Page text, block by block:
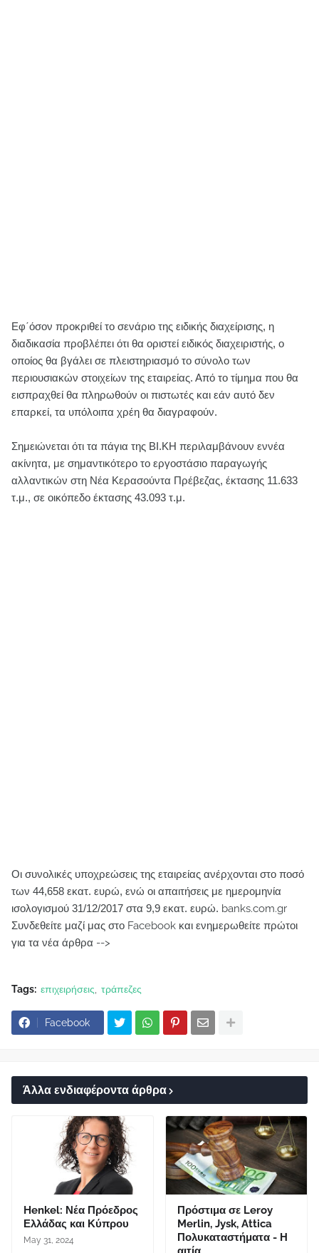
Εφ΄όσον προκριθεί το σενάριο της ειδικής διαχείρισης, η
διαδικασία προβλέπει ότι θα οριστεί ειδικός διαχειριστής, ο
οποίος θα βγάλει σε πλειστηριασμό το σύνολο των
περιουσιακών στοιχείων της εταιρείας. Από το τίμημα που θα
εισπραχθεί θα πληρωθούν οι πιστωτές και εάν αυτό δεν
επαρκεί, τα υπόλοιπα χρέη θα διαγραφούν.
Σημειώνεται ότι τα πάγια της ΒΙ.ΚΗ περιλαμβάνουν εννέα
ακίνητα, με σημαντικότερο το εργοστάσιο παραγωγής
αλλαντικών στη Νέα Κερασούντα Πρέβεζας, έκτασης 11.633
τ.μ., σε οικόπεδο έκτασης 43.093 τ.μ.
Οι συνολικές υποχρεώσεις της εταιρείας ανέρχονται στο ποσό
των 44,658 εκατ. ευρώ, ενώ οι απαιτήσεις με ημερομηνία
ισολογισμού 31/12/2017 στα 9,9 εκατ. ευρώ. banks.com.gr
Συνδεθείτε μαζί μας στο Facebook και ενημερωθείτε πρώτοι
για τα νέα άρθρα -->
Tags: επιχειρήσεις τράπεζες
Facebook
Άλλα ενδιαφέροντα άρθρα
Henkel: Νέα Πρόεδρος
Ελλάδας και Κύπρου
May 31, 2024
Πρόστιμα σε Leroy
Merlin, Jysk, Attica
Πολυκαταστήματα - Η